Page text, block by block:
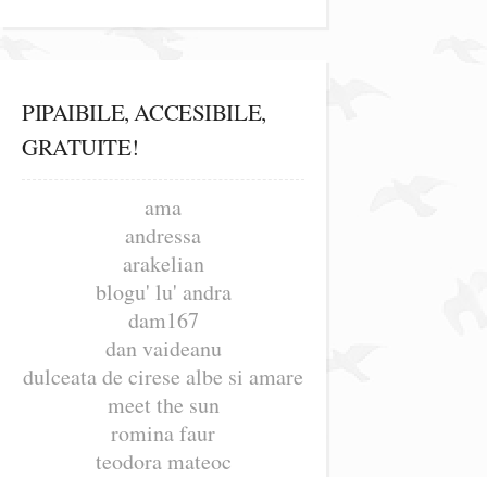
PIPAIBILE, ACCESIBILE,
GRATUITE!
ama
andressa
arakelian
blogu' lu' andra
dam167
dan vaideanu
dulceata de cirese albe si amare
meet the sun
romina faur
teodora mateoc